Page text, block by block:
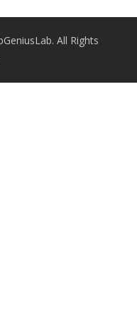
All Rights